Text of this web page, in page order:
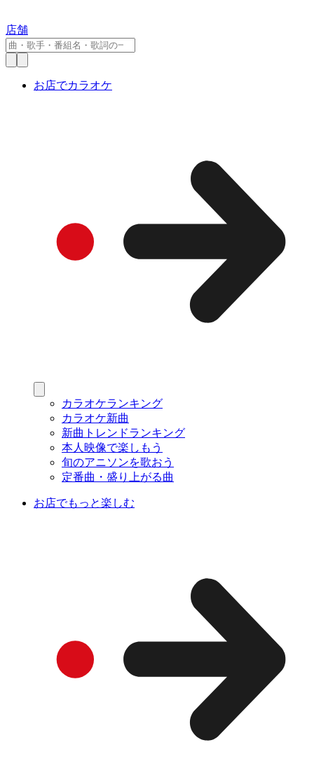
店舗
お店でカラオケ
カラオケランキング
カラオケ新曲
新曲トレンドランキング
本人映像で楽しもう
旬のアニソンを歌おう
定番曲・盛り上がる曲
お店でもっと楽しむ